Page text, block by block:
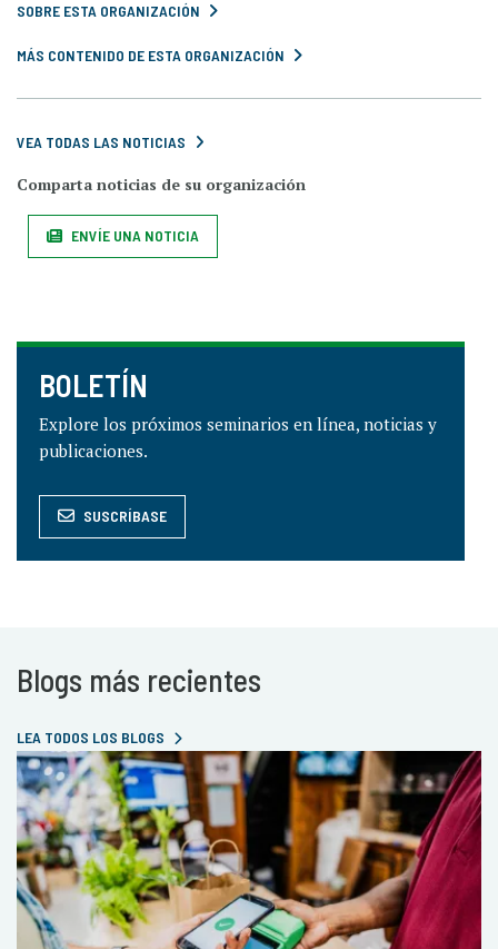
SOBRE ESTA ORGANIZACIÓN
MÁS CONTENIDO DE ESTA ORGANIZACIÓN
VEA TODAS LAS NOTICIAS
Comparta noticias de su organización
ENVÍE UNA NOTICIA
BOLETÍN
Explore los próximos seminarios en línea, noticias y
publicaciones.
SUSCRÍBASE
Blogs más recientes
LEA TODOS LOS BLOGS